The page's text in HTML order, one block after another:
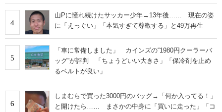
4
山Pに憧れ続けたサッカー少年→13年後…… 現在の姿
に「えっぐい」「本気すぎて尊敬する」と49万再生
5
「車に常備しました」 カインズの“1980円クーラーバ
ッグ”が評判 「ちょうどいい大きさ」「保冷剤を止め
るベルトが良い」
6
しまむらで買った3000円のバッグ→「何か入ってる！」
と開けたら…… まさかの中身に「買いに走った」「コ